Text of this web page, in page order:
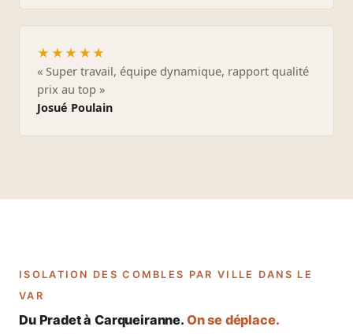
★★★★★
« Super travail, équipe dynamique, rapport qualité
prix au top »
Josué Poulain
ISOLATION DES COMBLES PAR VILLE DANS LE
VAR
Du Pradet à Carqueiranne. On se déplace.